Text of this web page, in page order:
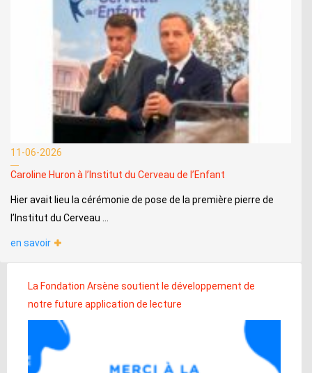
11-06-2026
Caroline Huron à l’Institut du Cerveau de l’Enfant
Hier avait lieu la cérémonie de pose de la première pierre de
l’Institut du Cerveau ...
en savoir
La Fondation Arsène soutient le développement de
notre future application de lecture